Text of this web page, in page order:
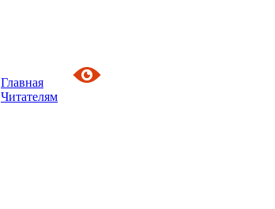
Главная
Читателям